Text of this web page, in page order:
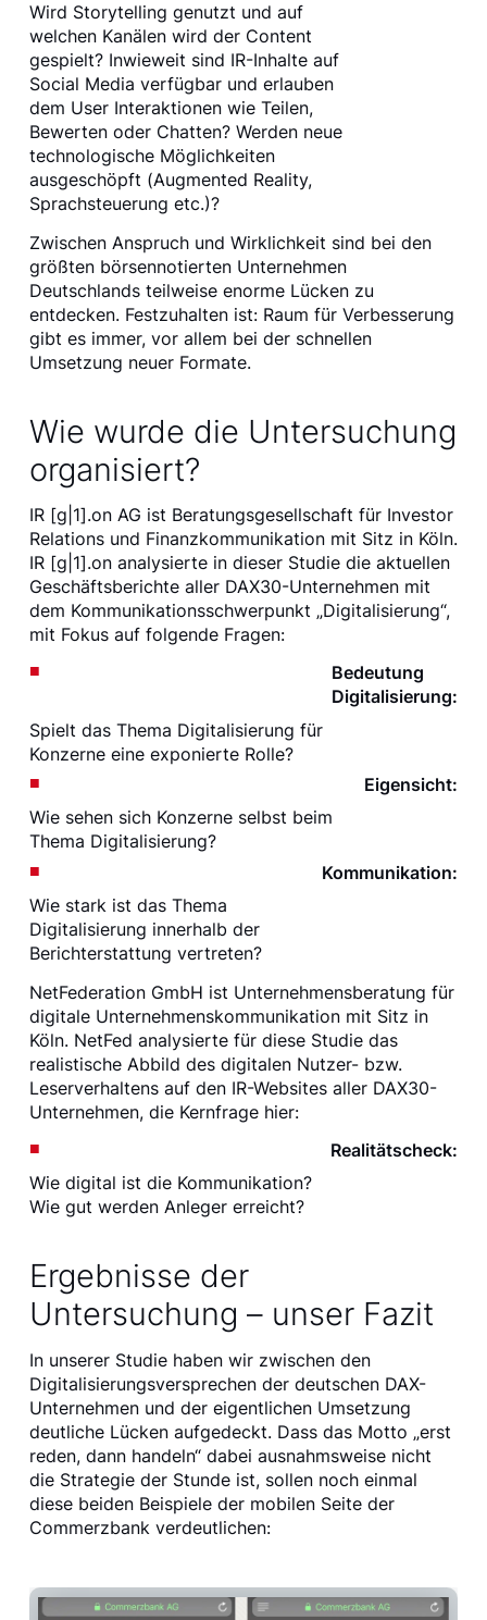
Wird Storytelling genutzt und auf
welchen Kanälen wird der Content
gespielt? Inwieweit sind IR-Inhalte auf
Social Media verfügbar und erlauben
dem User Interaktionen wie Teilen,
Bewerten oder Chatten? Werden neue
technologische Möglichkeiten
ausgeschöpft (Augmented Reality,
Sprachsteuerung etc.)?
Zwischen Anspruch und Wirklichkeit sind bei den
größten börsennotierten Unternehmen
Deutschlands teilweise enorme Lücken zu
entdecken. Festzuhalten ist: Raum für Verbesserung
gibt es immer, vor allem bei der schnellen
Umsetzung neuer Formate.
Wie wurde die Untersuchung
organisiert?
IR [g|1].on AG ist Beratungsgesellschaft für Investor
Relations und Finanzkommunikation mit Sitz in Köln.
IR [g|1].on analysierte in dieser Studie die aktuellen
Geschäftsberichte aller DAX30-Unternehmen mit
dem Kommunikationsschwerpunkt „Digitalisierung“,
mit Fokus auf folgende Fragen:
Bedeutung
Digitalisierung:
Spielt das Thema Digitalisierung für
Konzerne eine exponierte Rolle?
Eigensicht:
Wie sehen sich Konzerne selbst beim
Thema Digitalisierung?
Kommunikation:
Wie stark ist das Thema
Digitalisierung innerhalb der
Berichterstattung vertreten?
NetFederation GmbH ist Unternehmensberatung für
digitale Unternehmenskommunikation mit Sitz in
Köln. NetFed analysierte für diese Studie das
realistische Abbild des digitalen Nutzer- bzw.
Leserverhaltens auf den IR-Websites aller DAX30-
Unternehmen, die Kernfrage hier:
Realitätscheck:
Wie digital ist die Kommunikation?
Wie gut werden Anleger erreicht?
Ergebnisse der
Untersuchung – unser Fazit
In unserer Studie haben wir zwischen den
Digitalisierungsversprechen der deutschen DAX-
Unternehmen und der eigentlichen Umsetzung
deutliche Lücken aufgedeckt. Dass das Motto „erst
reden, dann handeln“ dabei ausnahmsweise nicht
die Strategie der Stunde ist, sollen noch einmal
diese beiden Beispiele der mobilen Seite der
Commerzbank verdeutlichen: